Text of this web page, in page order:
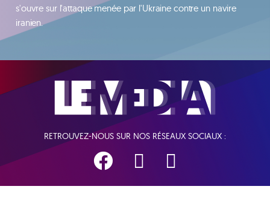
s'ouvre sur l'attaque menée par l'Ukraine contre un navire
iranien.
RETROUVEZ-NOUS SUR NOS RÉSEAUX SOCIAUX :